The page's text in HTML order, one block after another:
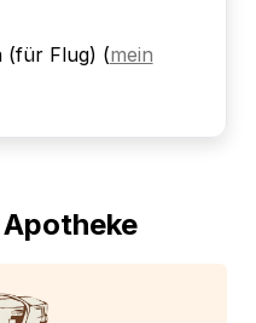
(für Flug) (mein